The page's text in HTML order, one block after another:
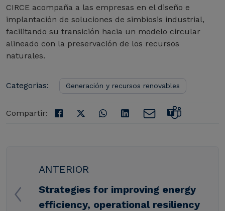
CIRCE acompaña a las empresas en el diseño e
implantación de soluciones de simbiosis industrial,
facilitando su transición hacia un modelo circular
alineado con la preservación de los recursos
naturales.
Categorias: Generación y recursos renovables
Compartir:
ANTERIOR
Strategies for improving energy
efficiency, operational resiliency